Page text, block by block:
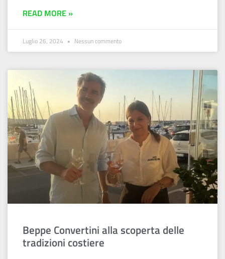
READ MORE »
Luglio 26, 2024 Nessun commento
Beppe Convertini alla scoperta delle
tradizioni costiere